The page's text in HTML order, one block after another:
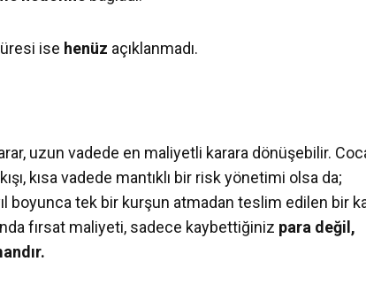
ise henüz açıklanmadı.
uzun vadede en maliyetli karara dönüşebilir.
kısa vadede mantıklı bir risk yönetimi olsa da;
boyunca tek bir kurşun atmadan teslim edilen bir
fırsat maliyeti, sadece kaybettiğiniz para değil,